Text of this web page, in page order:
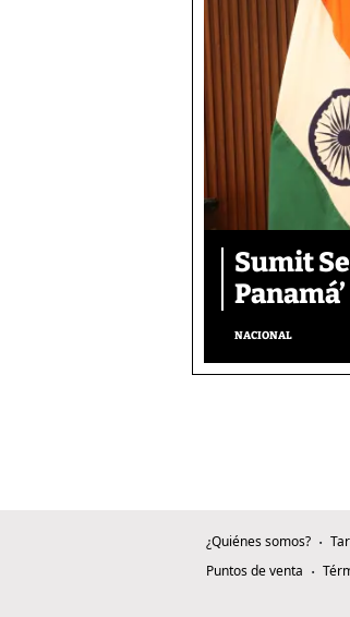
Sumit
Panamá’
NACIONAL
¿Quiénes somos?
Puntos de venta